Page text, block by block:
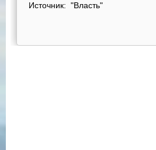
Источник: "Власть"